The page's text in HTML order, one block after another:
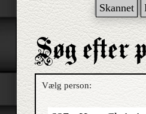
Skannet
Vælg person: